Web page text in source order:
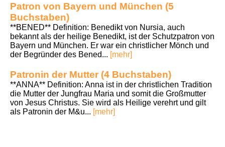
Patron von Bayern und München (5
Buchstaben)
**BENED** Definition: Benedikt von Nursia, auch
bekannt als der heilige Benedikt, ist der Schutzpatron von
Bayern und München. Er war ein christlicher Mönch und
der Begründer des Bened... [mehr]
Patronin der Mutter (4 Buchstaben)
**ANNA** Definition: Anna ist in der christlichen Tradition
die Mutter der Jungfrau Maria und somit die Großmutter
von Jesus Christus. Sie wird als Heilige verehrt und gilt
als Patronin der M&u... [mehr]